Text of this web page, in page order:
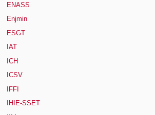
ENASS
Enjmin
ESGT
IAT
ICH
ICSV
IFFI
IHIE-SSET